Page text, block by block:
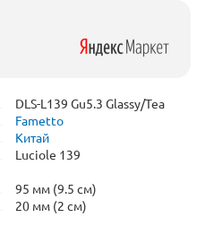
DLS-L139 Gu5.3 Glassy/Tea
Fametto
Китай
Luciole 139
95 мм (9.5 см)
20 мм (2 см)